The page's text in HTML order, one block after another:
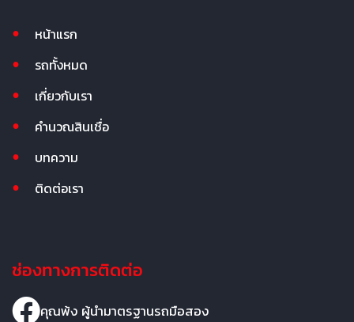
หน้าแรก
รถทั้งหมด
เกี่ยวกับเรา
คำนวณสินเชื่อ
บทความ
ติดต่อเรา
ช่องทางการติดต่อ
คุณพ้ง ผู้นำมาตรฐานรถมือสอง